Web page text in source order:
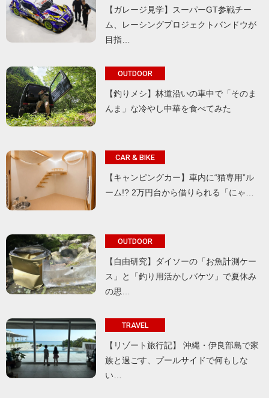
【ガレージ見学】スーパーGT参戦チー
ム、レーシングプロジェクトバンドウが
目指…
OUTDOOR
【釣りメシ】林道沿いの車中で「そのま
んま」な冷やし中華を食べてみた
CAR & BIKE
【キャンピングカー】車内に“猫専用”ル
ーム!? 2万円台から借りられる「にゃ…
OUTDOOR
【自由研究】ダイソーの「お魚計測ケー
ス」と「釣り用活かしバケツ」で夏休み
の思…
TRAVEL
【リゾート旅行記】 沖縄・伊良部島で家
族と過ごす、プールサイドで何もしな
い…